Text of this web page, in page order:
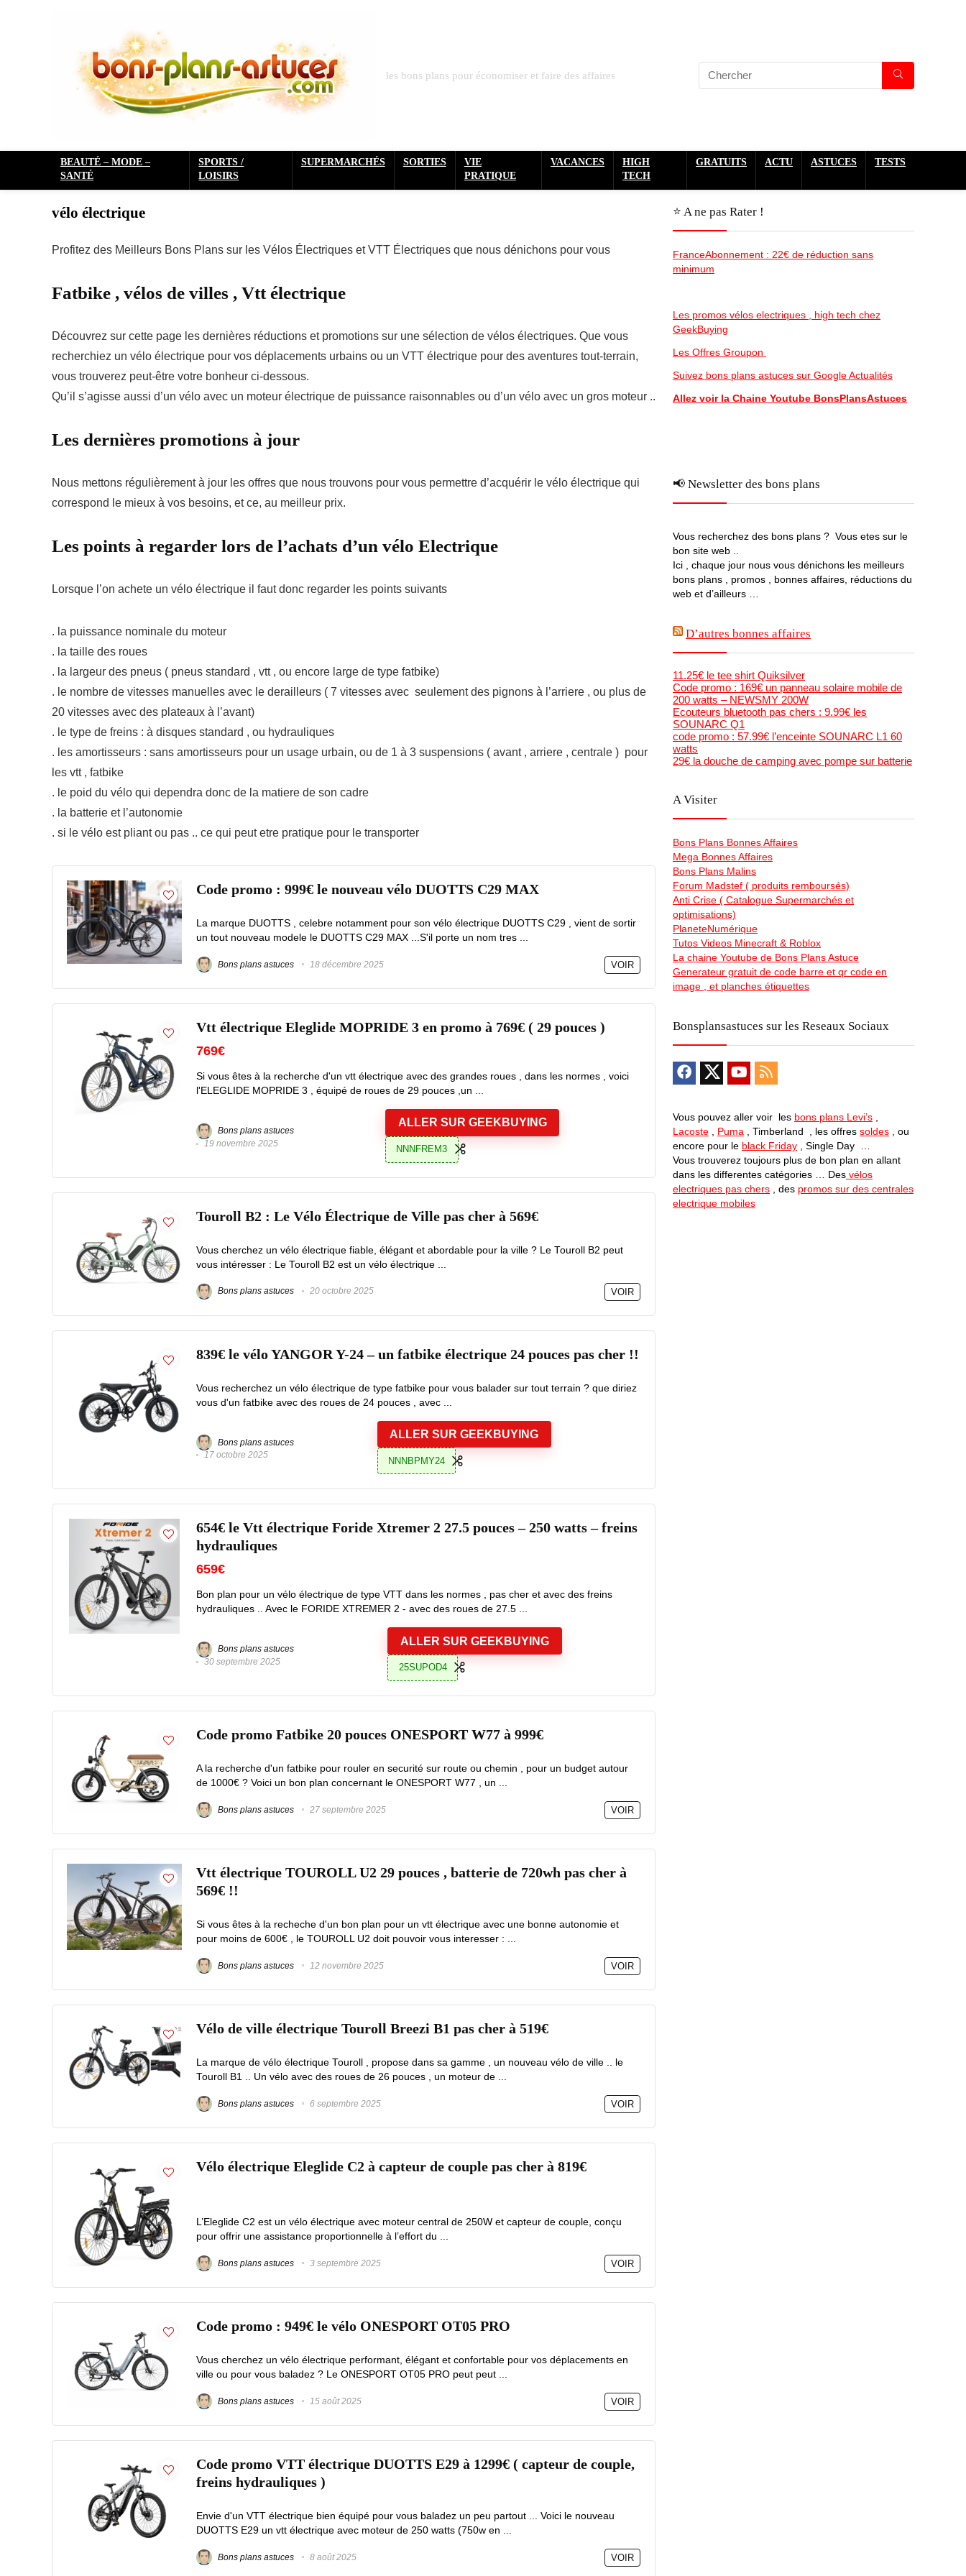
les bons plans pour économiser et faire des affaires
BEAUTÉ – MODE –
SANTÉ
SPORTS /
LOISIRS
SUPERMARCHÉS SORTIES
VIE
PRATIQUE
VACANCES
HIGH
TECH
GRATUITS ACTU ASTUCES TESTS
vélo électrique
Profitez des Meilleurs Bons Plans sur les Vélos Électriques et VTT Électriques que nous dénichons pour vous
Fatbike , vélos de villes , Vtt électrique
Découvrez sur cette page les dernières réductions et promotions sur une sélection de vélos électriques. Que vous
recherchiez un vélo électrique pour vos déplacements urbains ou un VTT électrique pour des aventures tout-terrain,
vous trouverez peut-être votre bonheur ci-dessous.
Qu’il s’agisse aussi d’un vélo avec un moteur électrique de puissance raisonnables ou d’un vélo avec un gros moteur ..
Les dernières promotions à jour
Nous mettons régulièrement à jour les offres que nous trouvons pour vous permettre d’acquérir le vélo électrique qui
correspond le mieux à vos besoins, et ce, au meilleur prix.
Les points à regarder lors de l’achats d’un vélo Electrique
Lorsque l’on achete un vélo électrique il faut donc regarder les points suivants
. la puissance nominale du moteur
. la taille des roues
. la largeur des pneus ( pneus standard , vtt , ou encore large de type fatbike)
. le nombre de vitesses manuelles avec le derailleurs ( 7 vitesses avec seulement des pignons à l’arriere , ou plus de
20 vitesses avec des plateaux à l’avant)
. le type de freins : à disques standard , ou hydrauliques
. les amortisseurs : sans amortisseurs pour un usage urbain, ou de 1 à 3 suspensions ( avant , arriere , centrale ) pour
les vtt , fatbike
. le poid du vélo qui dependra donc de la matiere de son cadre
. la batterie et l’autonomie
. si le vélo est pliant ou pas .. ce qui peut etre pratique pour le transporter
Code promo : 999€ le nouveau vélo DUOTTS C29 MAX
La marque DUOTTS , celebre notamment pour son vélo électrique DUOTTS C29 , vient de sortir
un tout nouveau modele le DUOTTS C29 MAX ...S'il porte un nom tres ...
Bons plans astuces 18 décembre 2025 VOIR
Vtt électrique Eleglide MOPRIDE 3 en promo à 769€ ( 29 pouces )
769€
Si vous êtes à la recherche d'un vtt électrique avec des grandes roues , dans les normes , voici
l'ELEGLIDE MOPRIDE 3 , équipé de roues de 29 pouces ,un ...
Bons plans astuces
19 novembre 2025
ALLER SUR GEEKBUYING
NNNFREM3
Touroll B2 : Le Vélo Électrique de Ville pas cher à 569€
Vous cherchez un vélo électrique fiable, élégant et abordable pour la ville ? Le Touroll B2 peut
vous intéresser : Le Touroll B2 est un vélo électrique ...
Bons plans astuces 20 octobre 2025 VOIR
839€ le vélo YANGOR Y-24 – un fatbike électrique 24 pouces pas cher !!
Vous recherchez un vélo électrique de type fatbike pour vous balader sur tout terrain ? que diriez
vous d'un fatbike avec des roues de 24 pouces , avec ...
Bons plans astuces
17 octobre 2025
ALLER SUR GEEKBUYING
NNNBPMY24
654€ le Vtt électrique Foride Xtremer 2 27.5 pouces – 250 watts – freins
hydrauliques
659€
Bon plan pour un vélo électrique de type VTT dans les normes , pas cher et avec des freins
hydrauliques .. Avec le FORIDE XTREMER 2 - avec des roues de 27.5 ...
Bons plans astuces
30 septembre 2025
ALLER SUR GEEKBUYING
25SUPOD4
Code promo Fatbike 20 pouces ONESPORT W77 à 999€
A la recherche d'un fatbike pour rouler en securité sur route ou chemin , pour un budget autour
de 1000€ ? Voici un bon plan concernant le ONESPORT W77 , un ...
Bons plans astuces 27 septembre 2025 VOIR
Vtt électrique TOUROLL U2 29 pouces , batterie de 720wh pas cher à
569€ !!
Si vous êtes à la recheche d'un bon plan pour un vtt électrique avec une bonne autonomie et
pour moins de 600€ , le TOUROLL U2 doit pouvoir vous interesser : ...
Bons plans astuces 12 novembre 2025 VOIR
Vélo de ville électrique Touroll Breezi B1 pas cher à 519€
La marque de vélo électrique Touroll , propose dans sa gamme , un nouveau vélo de ville .. le
Touroll B1 .. Un vélo avec des roues de 26 pouces , un moteur de ...
Bons plans astuces 6 septembre 2025 VOIR
Vélo électrique Eleglide C2 à capteur de couple pas cher à 819€
L’Eleglide C2 est un vélo électrique avec moteur central de 250W et capteur de couple, conçu
pour offrir une assistance proportionnelle à l’effort du ...
Bons plans astuces 3 septembre 2025 VOIR
Code promo : 949€ le vélo ONESPORT OT05 PRO
Vous cherchez un vélo électrique performant, élégant et confortable pour vos déplacements en
ville ou pour vous baladez ? Le ONESPORT OT05 PRO peut peut ...
Bons plans astuces 15 août 2025 VOIR
Code promo VTT électrique DUOTTS E29 à 1299€ ( capteur de couple,
freins hydrauliques )
Envie d'un VTT électrique bien équipé pour vous baladez un peu partout ... Voici le nouveau
DUOTTS E29 un vtt électrique avec moteur de 250 watts (750w en ...
Bons plans astuces 8 août 2025 VOIR
⭐️ A ne pas Rater !
FranceAbonnement : 22€ de réduction sans
minimum
Les promos vélos electriques , high tech chez
GeekBuying
Les Offres Groupon
Suivez bons plans astuces sur Google Actualités
Allez voir la Chaine Youtube BonsPlansAstuces
📢 Newsletter des bons plans
Vous recherchez des bons plans ? Vous etes sur le
bon site web ..
Ici , chaque jour nous vous dénichons les meilleurs
bons plans , promos , bonnes affaires, réductions du
web et d’ailleurs …
D’autres bonnes affaires
11.25€ le tee shirt Quiksilver
Code promo : 169€ un panneau solaire mobile de
200 watts – NEWSMY 200W
Ecouteurs bluetooth pas chers : 9.99€ les
SOUNARC Q1
code promo : 57.99€ l’enceinte SOUNARC L1 60
watts
29€ la douche de camping avec pompe sur batterie
A Visiter
Bons Plans Bonnes Affaires
Mega Bonnes Affaires
Bons Plans Malins
Forum Madstef ( produits remboursés)
Anti Crise ( Catalogue Supermarchés et
optimisations)
PlaneteNumérique
Tutos Videos Minecraft & Roblox
La chaine Youtube de Bons Plans Astuce
Generateur gratuit de code barre et qr code en
image , et planches étiquettes
Bonsplansastuces sur les Reseaux Sociaux
Vous pouvez aller voir les bons plans Levi’s
Lacoste
Puma , Timberland , les offres soldes , ou
encore pour le black Friday , Single Day …
Vous trouverez toujours plus de bon plan en allant
dans les differentes catégories … Des vélos
electriques pas chers , des promos sur des centrales
electrique mobiles